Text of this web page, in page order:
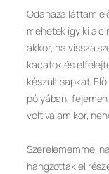
Odahaza láttam
mehetek így ki a
akkor, ha vissza
kacatok és
készült sapkát.
pólyában,
volt valamikor,
Szerelememmel
hangzottak el